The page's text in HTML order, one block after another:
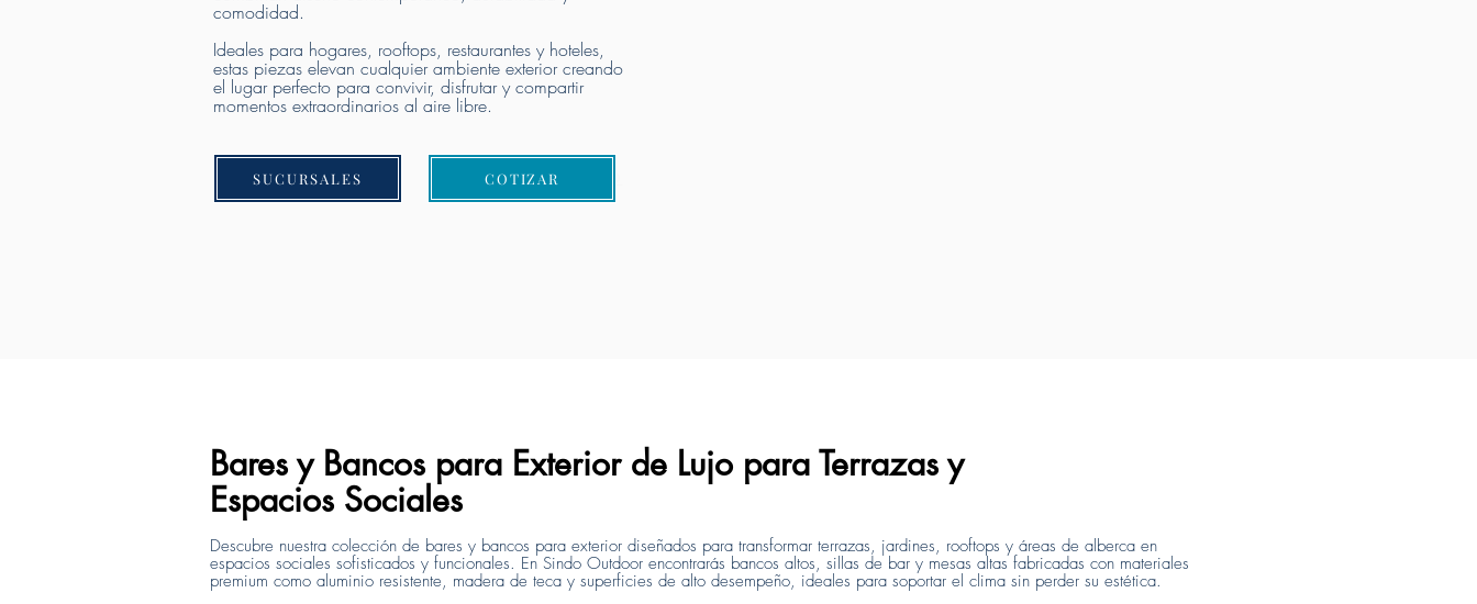
comodidad.
Ideales para hogares, rooftops, restaurantes y hoteles,
estas piezas elevan cualquier ambiente exterior creando
el lugar perfecto para convivir, disfrutar y compartir
momentos extraordinarios al aire libre.
SUCURSALES Cotizar Proyecto
COTIZAR
Bares y Bancos para Exterior de Lujo para Terrazas y
Espacios Sociales
Descubre nuestra colección de bares y bancos para exterior diseñados para transformar terrazas, jardines, rooftops y áreas de alberca en
espacios sociales sofisticados y funcionales. En Sindo Outdoor encontrarás bancos altos, sillas de bar y mesas altas fabricadas con materiales
premium como aluminio resistente, madera de teca y superficies de alto desempeño, ideales para soportar el clima sin perder su estética.